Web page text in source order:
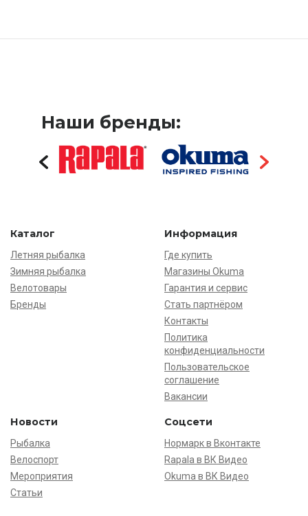
Наши бренды:
Каталог
Летняя рыбалка
Зимняя рыбалка
Велотовары
Бренды
Информация
Где купить
Магазины Okuma
Гарантия и сервис
Стать партнёром
Контакты
Политика
конфиденциальности
Пользовательское
соглашение
Вакансии
Новости
Рыбалка
Велоспорт
Мероприятия
Статьи
Соцсети
Нормарк в Вконтакте
Rapala в ВК Видео
Okuma в ВК Видео